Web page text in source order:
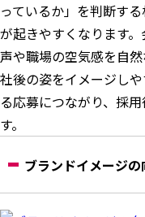
っているか」を判断す
が起きやすくなります
声や職場の空気感を自
社後の姿をイメージし
る応募につながり、採
す。
ブランドイメージ